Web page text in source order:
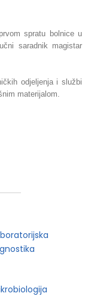
spratu bolnice u
saradnik magistar
odjeljenja i službi
materijalom.